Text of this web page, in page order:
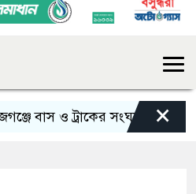
বাস ও ট্রাকের সংঘর্ষে নিহত ২×